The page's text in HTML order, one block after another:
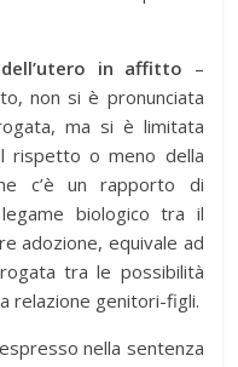
in affitto –
non si è pronunciata
ma si è limitata
rispetto o meno della
c’è un rapporto di
biologico tra il
adozione, equivale ad
tra le possibilità
relazione genitori-figli.
nella sentenza